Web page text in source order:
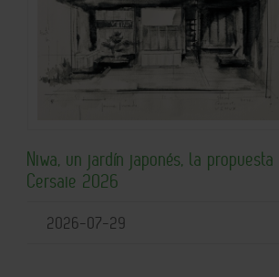
Niwa, un jardín japonés, la
Cersaie 2026
2026-07-29